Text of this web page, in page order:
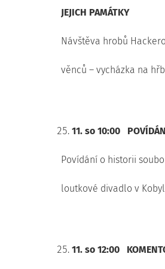
JEJICH PAMÁTKY
Návštěva hrobů
věnců – vycházka na
11. so 10:00
Povídání o historii
loutkové divadlo v
11. so 12:00